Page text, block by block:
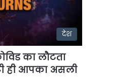
देश
का लौटता
ही आपका असली